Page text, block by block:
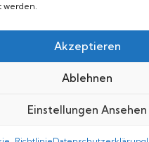
werden.
Akzeptieren
Ablehnen
Einstellungen Ansehen